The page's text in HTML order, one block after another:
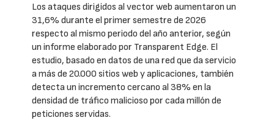
Los ataques dirigidos al vector web aumentaron un
31,6% durante el primer semestre de 2026
respecto al mismo periodo del año anterior, según
un informe elaborado por Transparent Edge. El
estudio, basado en datos de una red que da servicio
a más de 20.000 sitios web y aplicaciones, también
detecta un incremento cercano al 38% en la
densidad de tráfico malicioso por cada millón de
peticiones servidas.